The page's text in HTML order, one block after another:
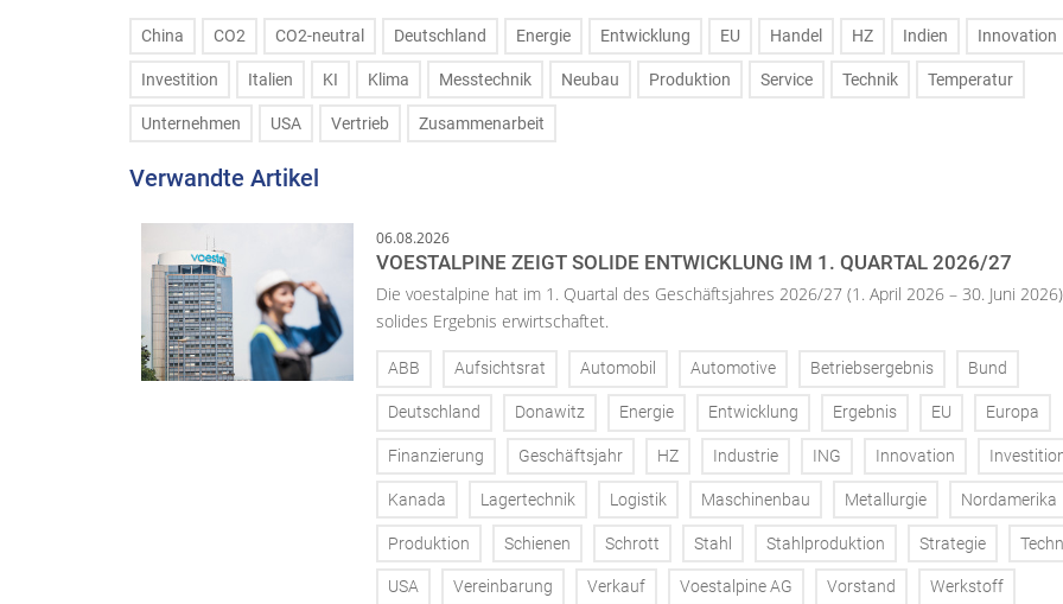
China CO2 CO2-neutral Deutschland Energie Entwicklung EU Handel HZ Indien Innovation
Investition Italien KI Klima Messtechnik Neubau Produktion Service Technik Temperatur
Unternehmen USA Vertrieb Zusammenarbeit
Verwandte Artikel
06.08.2026
VOESTALPINE ZEIGT SOLIDE ENTWICKLUNG IM 1. QUARTAL 2026/27
Die voestalpine hat im 1. Quartal des Geschäftsjahres 2026/27 (1. April 2026 – 30. Juni
solides Ergebnis erwirtschaftet.
ABB Aufsichtsrat Automobil Automotive Betriebsergebnis Bund
Deutschland Donawitz Energie Entwicklung Ergebnis EU Europa
Finanzierung Geschäftsjahr HZ Industrie ING Innovation
Kanada Lagertechnik Logistik Maschinenbau Metallurgie Nordamerika
Produktion Schienen Schrott Stahl Stahlproduktion Strategie
USA Vereinbarung Verkauf Voestalpine AG Vorstand Werkstoff